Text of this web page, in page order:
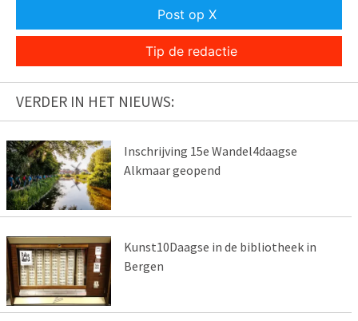
Post op X
Tip de redactie
VERDER IN HET NIEUWS:
Inschrijving 15e Wandel4daagse
Alkmaar geopend
Kunst10Daagse in de bibliotheek in
Bergen